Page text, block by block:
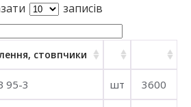
записів
стовпчики
95-3 шт 3600